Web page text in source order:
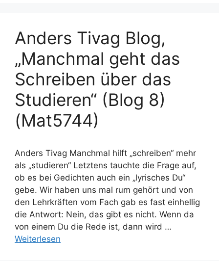
Anders Tivag Blog,
„Manchmal geht das
Schreiben über das
Studieren“ (Blog 8)
(Mat5744)
Anders Tivag Manchmal hilft „schreiben“ mehr
als „studieren“ Letztens tauchte die Frage auf,
ob es bei Gedichten auch ein „lyrisches Du“
gebe. Wir haben uns mal rum gehört und von
den Lehrkräften vom Fach gab es fast einhellig
die Antwort: Nein, das gibt es nicht. Wenn da
von einem Du die Rede ist, dann wird …
Weiterlesen